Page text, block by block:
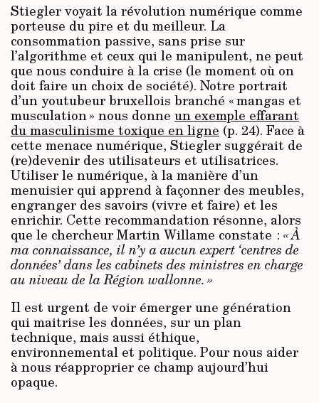
Stiegler voyait la révolution numérique comme
porteuse du pire et du meilleur. La
consommation passive, sans prise sur
l’algorithme et ceux qui le manipulent, ne peut
que nous conduire à la crise (le moment où on
doit faire un choix de société). Notre portrait
d’un youtubeur bruxellois branché « mangas et
musculation » nous donne un exemple effarant
du masculinisme toxique en ligne (p. 24). Face à
cette menace numérique, Stiegler suggérait de
(re)devenir des utilisateurs et utilisatrices.
Utiliser le numérique, à la manière d’un
menuisier qui apprend à façonner des meubles,
engranger des savoirs (vivre et faire) et les
enrichir. Cette recommandation résonne, alors
que le chercheur Martin Willame constate : « À
ma connaissance, il n’y a aucun expert ‘centres de
données’ dans les cabinets des ministres en charge
au niveau de la Région wallonne. »
Il est urgent de voir émerger une génération
qui maitrise les données, sur un plan
technique, mais aussi éthique,
environnemental et politique. Pour nous aider
à nous réapproprier ce champ aujourd’hui
opaque.